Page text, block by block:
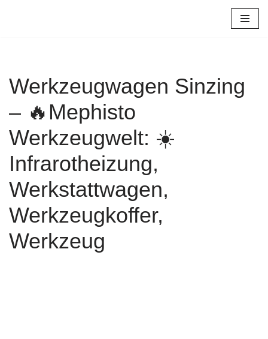
Werkzeugwagen Sinzing
– 🔥Mephisto
Werkzeugwelt: ☀️
Infrarotheizung,
Werkstattwagen,
Werkzeugkoffer,
Werkzeug